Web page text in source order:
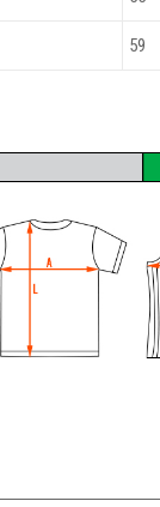
59